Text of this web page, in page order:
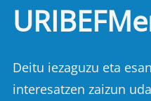
Deitu iezaguzu eta
interesatzen zaizun